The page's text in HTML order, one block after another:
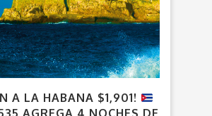
A LA HABANA $1,901!